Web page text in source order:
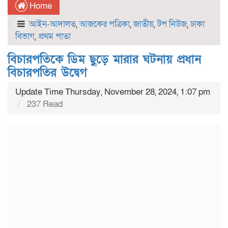
Home
আইন-আদালত,আজকের পত্রিকা,জাতীয়,টপ নিউজ,ঢাকা
বিভাগ,প্রথম পাতা
বিচারপতিকে ডিম ছুড়ে মারার ঘটনায় প্রধান
বিচারপতির উদ্বেগ
Update Time Thursday, November 28, 2024, 1:07 pm
237 Read